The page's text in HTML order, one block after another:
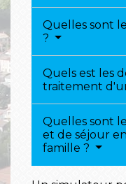
Quelles sont
?
Quels est les
traitement
Quelles sont
et de séjour
famille ?